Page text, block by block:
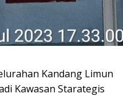
Kandang Limun
Kawasan Starategis